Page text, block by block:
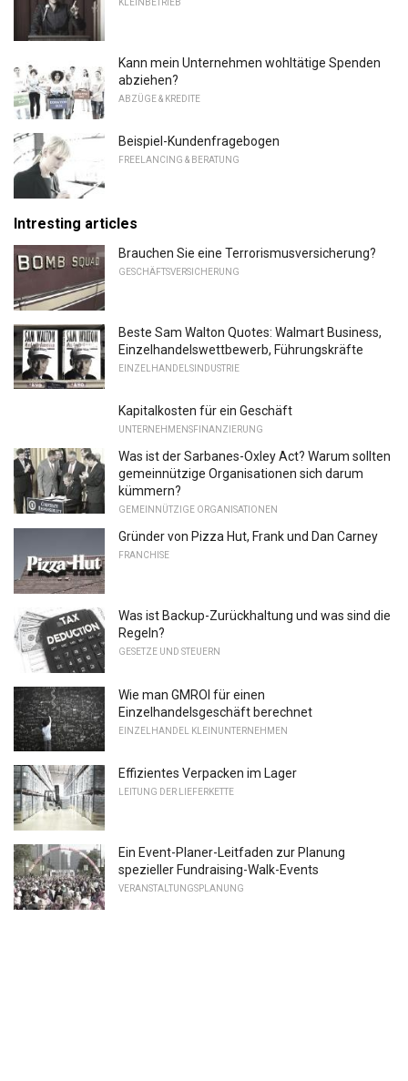
KLEINBETRIEB
Kann mein Unternehmen wohltätige Spenden
abziehen?
ABZÜGE & KREDITE
Beispiel-Kundenfragebogen
FREELANCING & BERATUNG
Intresting articles
Brauchen Sie eine Terrorismusversicherung?
GESCHÄFTSVERSICHERUNG
Beste Sam Walton Quotes: Walmart Business,
Einzelhandelswettbewerb, Führungskräfte
EINZELHANDELSINDUSTRIE
Kapitalkosten für ein Geschäft
UNTERNEHMENSFINANZIERUNG
Was ist der Sarbanes-Oxley Act? Warum sollten
gemeinnützige Organisationen sich darum
kümmern?
GEMEINNÜTZIGE ORGANISATIONEN
Gründer von Pizza Hut, Frank und Dan Carney
FRANCHISE
Was ist Backup-Zurückhaltung und was sind die
Regeln?
GESETZE UND STEUERN
Wie man GMROI für einen
Einzelhandelsgeschäft berechnet
EINZELHANDEL KLEINUNTERNEHMEN
Effizientes Verpacken im Lager
LEITUNG DER LIEFERKETTE
Ein Event-Planer-Leitfaden zur Planung
spezieller Fundraising-Walk-Events
VERANSTALTUNGSPLANUNG